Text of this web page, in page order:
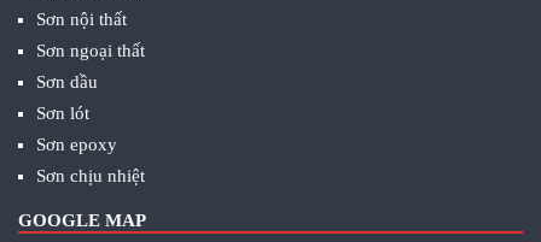
Sơn nội thất
Sơn ngoại thất
Sơn dầu
Sơn lót
Sơn epoxy
Sơn chịu nhiệt
GOOGLE MAP